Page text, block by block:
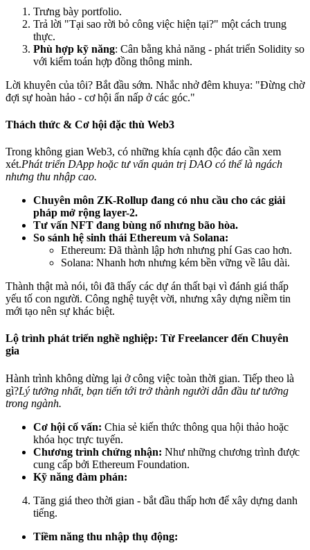
Trưng bày portfolio.
Trả lời "Tại sao rời bỏ công việc hiện tại?" một cách trung
thực.
Phù hợp kỹ năng: Cân bằng khả năng - phát triển Solidity so
với kiểm toán hợp đồng thông minh.
Lời khuyên của tôi? Bắt đầu sớm. Nhắc nhở đêm khuya: "Đừng chờ
đợi sự hoàn hảo - cơ hội ẩn nấp ở các góc."
Thách thức & Cơ hội đặc thù Web3
Trong không gian Web3, có những khía cạnh độc đáo cần xem
xét.Phát triển DApp hoặc tư vấn quản trị DAO có thể là ngách
nhưng thu nhập cao.
Chuyên môn ZK-Rollup đang có nhu cầu cho các giải
pháp mở rộng layer-2.
Tư vấn NFT đang bùng nổ nhưng bão hòa.
So sánh hệ sinh thái Ethereum và Solana:
Ethereum: Đã thành lập hơn nhưng phí Gas cao hơn.
Solana: Nhanh hơn nhưng kém bền vững về lâu dài.
Thành thật mà nói, tôi đã thấy các dự án thất bại vì đánh giá thấp
yếu tố con người. Công nghệ tuyệt vời, nhưng xây dựng niềm tin
mới tạo nên sự khác biệt.
Lộ trình phát triển nghề nghiệp: Từ Freelancer đến Chuyên
gia
Hành trình không dừng lại ở công việc toàn thời gian. Tiếp theo là
gì?Lý tưởng nhất, bạn tiến tới trở thành người dẫn đầu tư tưởng
trong ngành.
Cơ hội cố vấn: Chia sẻ kiến thức thông qua hội thảo hoặc
khóa học trực tuyến.
Chương trình chứng nhận: Như những chương trình được
cung cấp bởi Ethereum Foundation.
Kỹ năng đàm phán:
Tăng giá theo thời gian - bắt đầu thấp hơn để xây dựng danh
tiếng.
Tiềm năng thu nhập thụ động: